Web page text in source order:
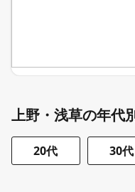
上野・浅草の年代
20代 30代